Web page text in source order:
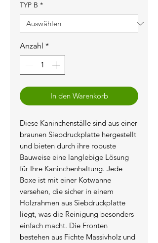
TYP B *
Anzahl *
In den Warenkorb
Diese Kaninchenställe sind aus einer
braunen Siebdruckplatte hergestellt
und bieten durch ihre robuste
Bauweise eine langlebige Lösung
für Ihre Kaninchenhaltung. Jede
Boxe ist mit einer Kotwanne
versehen, die sicher in einem
Holzrahmen aus Siebdruckplatte
liegt, was die Reinigung besonders
einfach macht. Die Fronten
bestehen aus Fichte Massivholz und